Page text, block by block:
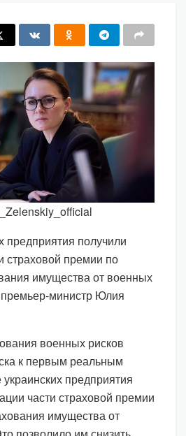
предприятия получили
страховой премии по
имущества от военных
министр Юлия
военных рисков
к первым реальным
предприятия
части страховой премии
имущества от